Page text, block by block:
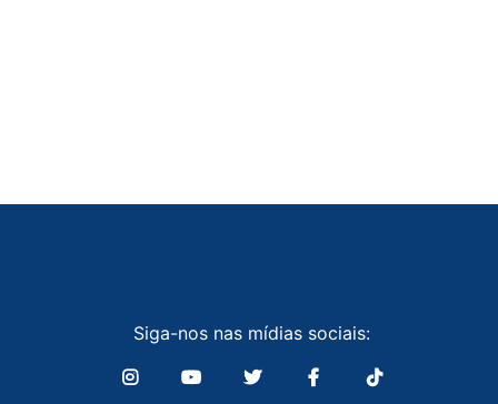
Siga-nos nas mídias sociais: